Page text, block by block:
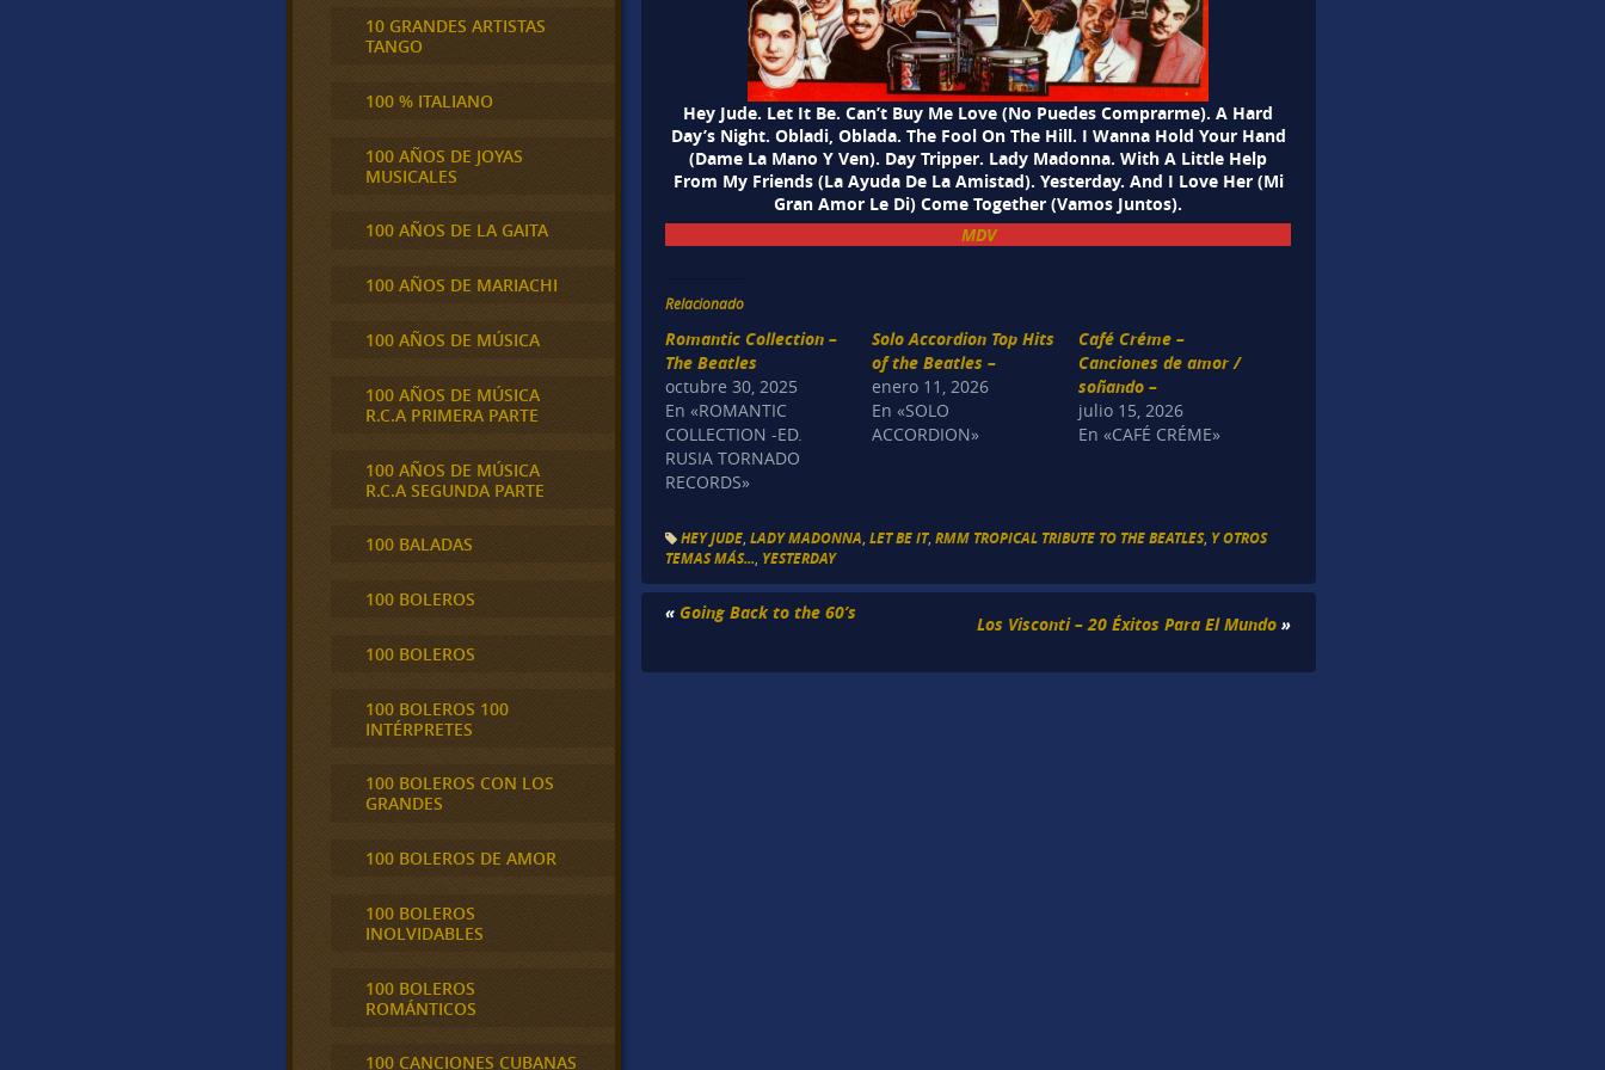
Hey Jude. Let It Be. Can’t Buy Me Love (No Puedes Comprarme). A Hard
Day’s Night. Obladi, Oblada. The Fool On The Hill. I Wanna Hold Your Hand
(Dame La Mano Y Ven). Day Tripper. Lady Madonna. With A Little Help
From My Friends (La Ayuda De La Amistad). Yesterday. And I Love Her (Mi
Gran Amor Le Di) Come Together (Vamos Juntos).
MDV
Relacionado
Romantic Collection –
The Beatles
octubre 30, 2025
En «ROMANTIC
COLLECTION -ED.
RUSIA TORNADO
RECORDS»
Solo Accordion Top Hits
of the Beatles –
enero 11, 2026
En «SOLO
ACCORDION»
Café Créme –
Canciones de amor /
soñando –
julio 15, 2026
En «CAFÉ CRÉME»
HEY JUDE ,LADY MADONNA ,LET BE IT,RMM TROPICAL TRIBUTE TO THE BEATLES, Y OTROS
TEMAS MÁS... YESTERDAY
« Going Back to the 60’s
Los Visconti – 20 Éxitos Para El Mundo »
10 GRANDES ARTISTAS
TANGO
100 % ITALIANO
100 AÑOS DE JOYAS
MUSICALES
100 AÑOS DE LA GAITA
100 AÑOS DE MARIACHI
100 AÑOS DE MÚSICA
100 AÑOS DE MÚSICA
R.C.A PRIMERA PARTE
100 AÑOS DE MÚSICA
R.C.A SEGUNDA PARTE
100 BALADAS
100 BOLEROS
100 BOLEROS
100 BOLEROS 100
INTÉRPRETES
100 BOLEROS CON LOS
GRANDES
100 BOLEROS DE AMOR
100 BOLEROS
INOLVIDABLES
100 BOLEROS
ROMÁNTICOS
100 CANCIONES CUBANAS